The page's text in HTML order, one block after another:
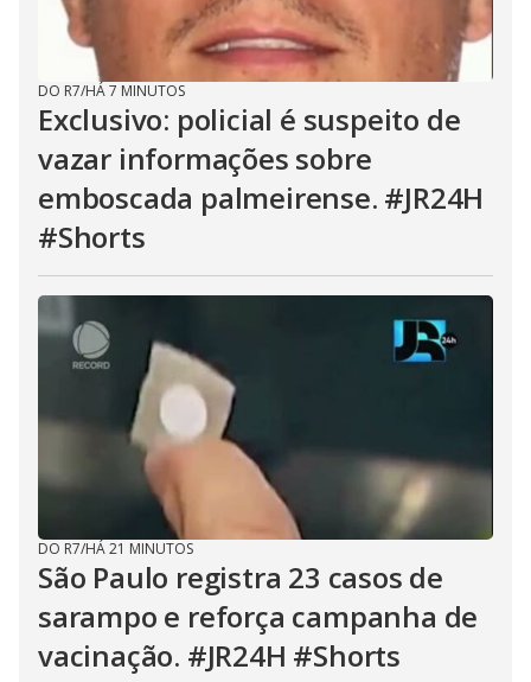
DO R7/HÁ 7 MINUTOS
Exclusivo: policial é suspeito de
vazar informações sobre
emboscada palmeirense. #JR24H
#Shorts
DO R7/HÁ 21 MINUTOS
São Paulo registra 23 casos de
sarampo e reforça campanha de
vacinação. #JR24H #Shorts